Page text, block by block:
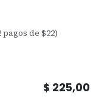
de $22)
$ 225,00